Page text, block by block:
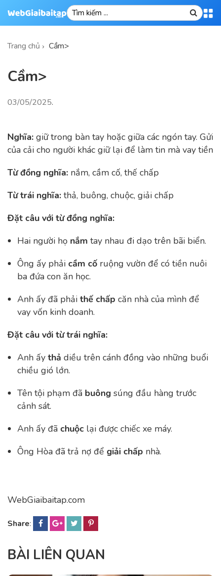
Trang chủ Cầm>
Cầm>
03/05/2025.
Nghĩa: giữ trong bàn tay hoặc giữa các ngón tay. Gửi
của cải cho người khác giữ lại để làm tin mà vay tiền
Từ đồng nghĩa: nắm, cầm cố, thế chấp
Từ trái nghĩa: thả, buông, chuộc, giải chấp
Đặt câu với từ đồng nghĩa:
Hai người họ nắm tay nhau đi dạo trên bãi biển.
Ông ấy phải cầm cố ruộng vườn để có tiền nuôi
ba đứa con ăn học.
Anh ấy đã phải thế chấp căn nhà của mình để
vay vốn kinh doanh.
Đặt câu với từ trái nghĩa:
Anh ấy thả diều trên cánh đồng vào những buổi
chiều gió lớn.
Tên tội phạm đã buông súng đầu hàng trước
cảnh sát.
Anh ấy đã chuộc lại được chiếc xe máy.
Ông Hòa đã trả nợ để giải chấp nhà.
WebGiaibaitap.com
Share:
BÀI LIÊN QUAN